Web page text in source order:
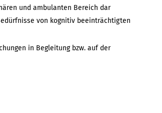
und ambulanten Bereich dar
von kognitiv beeinträchtigten
in Begleitung bzw. auf der